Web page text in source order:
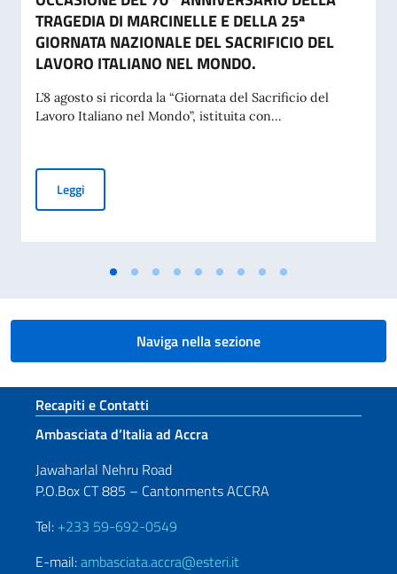
TRAGEDIA DI MARCINELLE E DELLA 25ª
GIORNATA NAZIONALE DEL SACRIFICIO DEL
LAVORO ITALIANO NEL MONDO.
L’8 agosto si ricorda la “Giornata del Sacrificio del
Lavoro Italiano nel Mondo”, istituita con...
LeggiMESSAGGIO DEL VICE PRESIDENTE DEL CONSIGLIO DEI
Naviga nella sezione
Sezione footer
Recapiti e Contatti
Ambasciata d’Italia ad Accra
Jawaharlal Nehru Road
P.O.Box CT 885 – Cantonments ACCRA
Tel: +233 59-692-0549
E-mail:ambasciata.accra@esteri.it